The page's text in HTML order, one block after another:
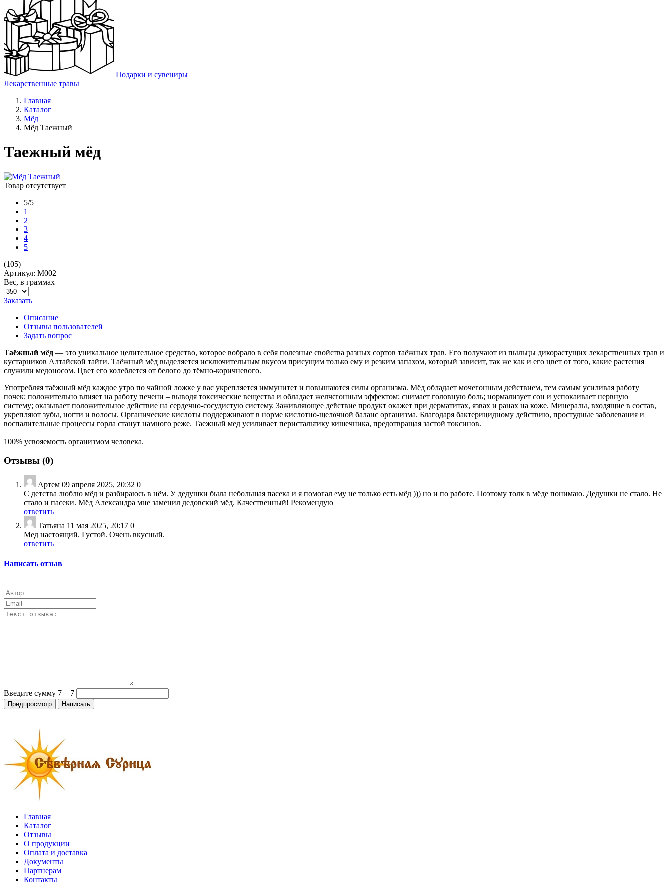
Подарки и сувениры
Лекарственные травы
Главная
Каталог
Мёд
Мёд Таежный
Таежный мёд
Товар отсутствует
5/5
1
2
3
4
5
(105)
Артикул: М002
Вес, в граммах
Заказать
Описание
Отзывы пользователей
Задать вопрос
Таёжный мёд — это уникальное целительное средство, которое вобрало в себя полезные свойства разных сортов таёжных трав. Его получают из пыльцы дикорастущих лекарственных трав и
кустарников Алтайской тайги. Таёжный мёд выделяется исключительным вкусом присущим только ему и резким запахом, который зависит, так же как и его цвет от того, какие растения
служили медоносом. Цвет его колеблется от белого до тёмно-коричневого.
Употребляя таёжный мёд каждое утро по чайной ложке у вас укрепляется иммунитет и повышаются силы организма. Мёд обладает мочегонным действием, тем самым усиливая работу
почек; положительно влияет на работу печени – выводя токсические вещества и обладает желчегонным эффектом; снимает головную боль; нормализует сон и успокаивает нервную
систему; оказывает положительное действие на сердечно-сосудистую систему. Заживляющее действие продукт окажет при дерматитах, язвах и ранах на коже. Минералы, входящие в состав,
укрепляют зубы, ногти и волосы. Органические кислоты поддерживают в норме кислотно-щелочной баланс организма. Благодаря бактерицидному действию, простудные заболевания и
воспалительные процессы горла станут намного реже. Таежный мед усиливает перистальтику кишечника, предотвращая застой токсинов.
100% усвояемость организмом человека.
Отзывы (0)
Артем 09 апреля 2025, 20:32 0
С детства люблю мёд и разбираюсь в нём. У дедушки была небольшая пасека и я помогал ему не только есть мёд ))) но и по работе. Поэтому толк в мёде понимаю. Дедушки не стало. Не
стало и пасеки. Мёд Александра мне заменил дедовский мёд. Качественный! Рекомендую
ответить
Татьяна 11 мая 2025, 20:17 0
Мед настоящий. Густой. Очень вкусный.
ответить
Написать отзыв
Введите сумму 7 + 7
Главная
Каталог
Отзывы
О продукции
Оплата и доставка
Документы
Партнерам
Контакты